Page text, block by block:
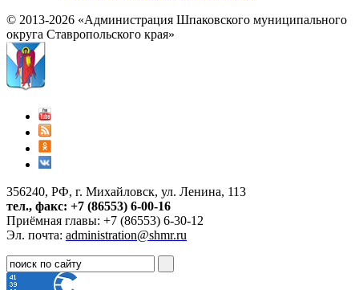
© 2013-2026 «Администрация Шпаковского муниципального
округа Ставропольского края»
356240, РФ, г. Михайловск, ул. Ленина, 113
тел., факс: +7 (86553) 6-00-16
Приёмная главы: +7 (86553) 6-30-12
Эл. почта: administration@shmr.ru